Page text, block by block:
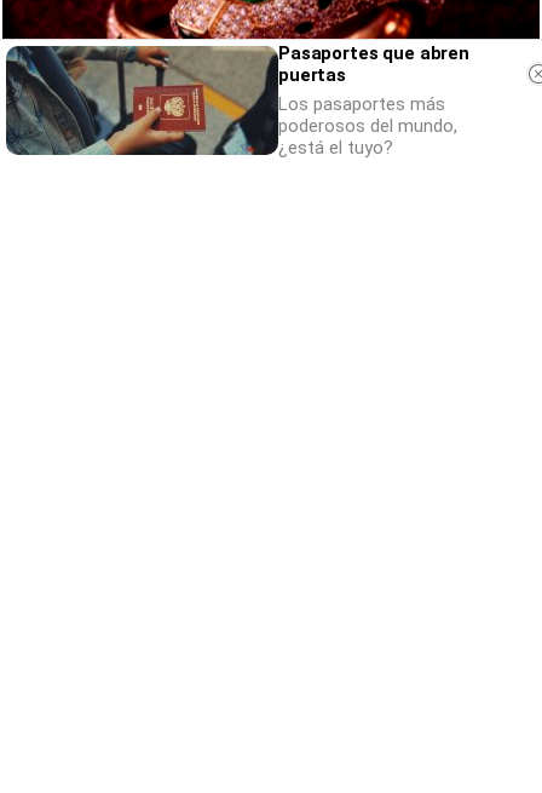
Pasaportes que abren
puertas
Los pasaportes más
poderosos del mundo,
¿está el tuyo?